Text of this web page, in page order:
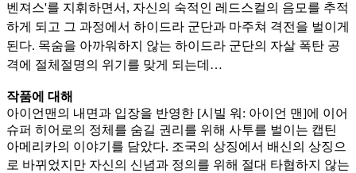
벤져스'를 지휘하면서, 자신의 숙적인 레드스컬의 음모를 추적
하게 되고 그 과정에서 하이드라 군단과 마주쳐 격전을 벌이게
된다. 목숨을 아까워하지 않는 하이드라 군단의 자살 폭탄 공
격에 절체절명의 위기를 맞게 되는데…
작품에 대해
아이언맨의 내면과 입장을 반영한 [시빌 워: 아이언 맨]에 이어
슈퍼 히어로의 정체를 숨길 권리를 위해 사투를 벌이는 캡틴
아메리카의 이야기를 담았다. 조국의 상징에서 배신의 상징으
로 바뀌었지만 자신의 신념과 정의를 위해 절대 타협하지 않는